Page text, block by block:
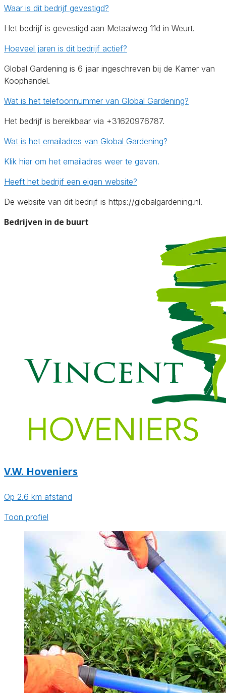
Waar is dit bedrijf gevestigd?
Het bedrijf is gevestigd aan Metaalweg 11d in Weurt.
Hoeveel jaren is dit bedrijf actief?
Global Gardening is 6 jaar ingeschreven bij de Kamer van
Koophandel.
Wat is het telefoonnummer van Global Gardening?
Het bedrijf is bereikbaar via +31620976787.
Wat is het emailadres van Global Gardening?
Klik hier om het emailadres weer te geven.
Heeft het bedrijf een eigen website?
De website van dit bedrijf is https://globalgardening.nl.
Bedrijven in de buurt
V.W. Hoveniers
Op 2.6 km afstand
Toon profiel